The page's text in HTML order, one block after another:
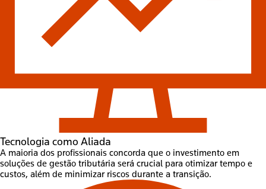
Tecnologia como Aliada
A maioria dos profissionais concorda que o investimento em
soluções de gestão tributária será crucial para otimizar tempo e
custos, além de minimizar riscos durante a transição.